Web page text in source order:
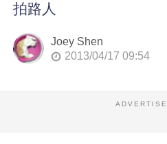
拍路人
Joey Shen
2013/04/17 09:54